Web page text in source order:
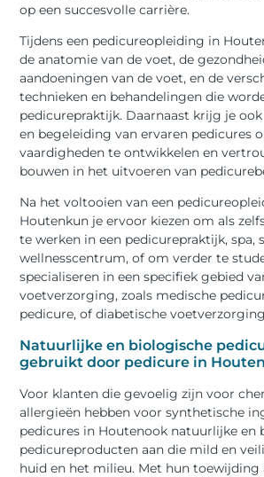
op een succesvolle carrière.
Tijdens een pedicureopleiding in
de anatomie van de voet, de
aandoeningen van de voet, en de
technieken en behandelingen die
pedicurepraktijk. Daarnaast krijg je
en begeleiding van ervaren pedicures
vaardigheden te ontwikkelen en
bouwen in het uitvoeren van
Na het voltooien van een
Houtenkun je ervoor kiezen om als
te werken in een pedicurepraktijk, spa,
wellnesscentrum, of om verder te
specialiseren in een specifiek gebied
voetverzorging, zoals medische
pedicure, of diabetische
Natuurlijke en biologische
gebruikt door pedicure in Houten
Voor klanten die gevoelig zijn voor
allergieën hebben voor synthetische
pedicures in Houtenook natuurlijke en
pedicureproducten aan die mild en
huid en het milieu. Met hun toewijding